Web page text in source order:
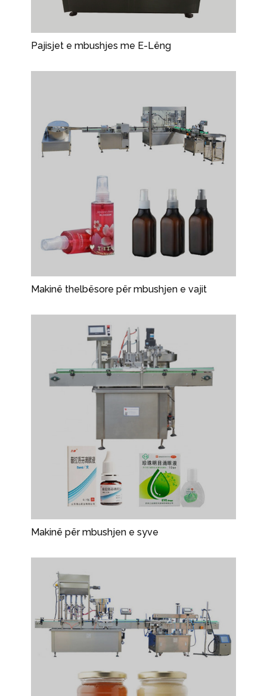
Pajisjet e mbushjes me E-Lëng
Makinë thelbësore për mbushjen e vajit
Makinë për mbushjen e syve